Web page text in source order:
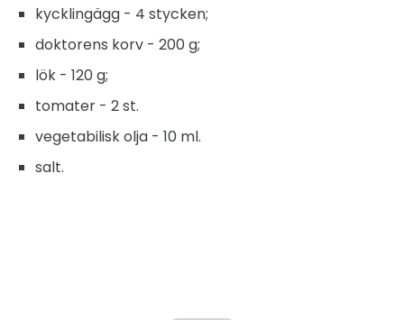
kycklingägg - 4 stycken;
doktorens korv - 200 g;
lök - 120 g;
tomater - 2 st.
vegetabilisk olja - 10 ml.
salt.